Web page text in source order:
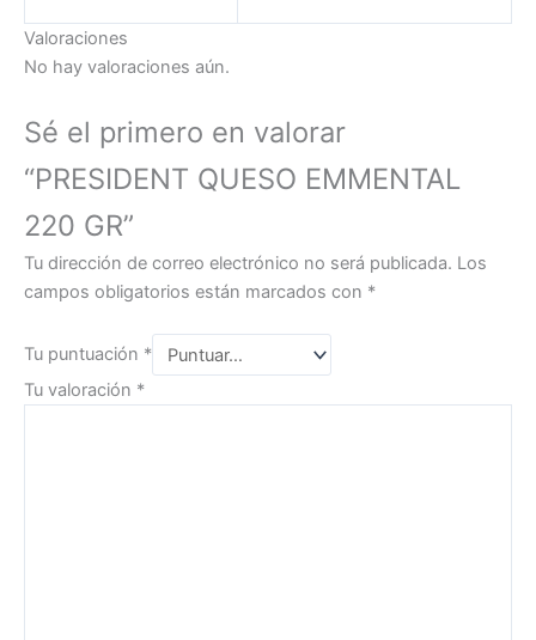
Valoraciones
No hay valoraciones aún.
Sé el primero en valorar
“PRESIDENT QUESO EMMENTAL
220 GR”
Tu dirección de correo electrónico no será publicada. Los
campos obligatorios están marcados con *
Tu puntuación *
Tu valoración *